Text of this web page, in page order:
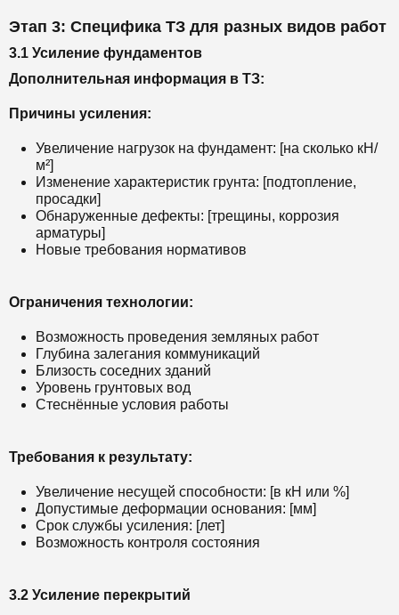
Этап 3: Специфика ТЗ для разных видов работ
3.1 Усиление фундаментов
Дополнительная информация в ТЗ:
Причины усиления:
Увеличение нагрузок на фундамент: [на сколько кН/
м²]
Изменение характеристик грунта: [подтопление,
просадки]
Обнаруженные дефекты: [трещины, коррозия
арматуры]
Новые требования нормативов
Ограничения технологии:
Возможность проведения земляных работ
Глубина залегания коммуникаций
Близость соседних зданий
Уровень грунтовых вод
Стеснённые условия работы
Требования к результату:
Увеличение несущей способности: [в кН или %]
Допустимые деформации основания: [мм]
Срок службы усиления: [лет]
Возможность контроля состояния
3.2 Усиление перекрытий